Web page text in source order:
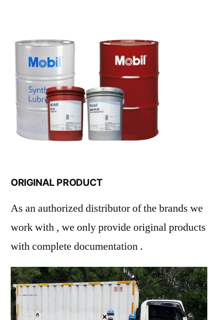
ORIGINAL PRODUCT
As an authorized distributor of the brands we
work with , we only provide original products
with complete documentation .